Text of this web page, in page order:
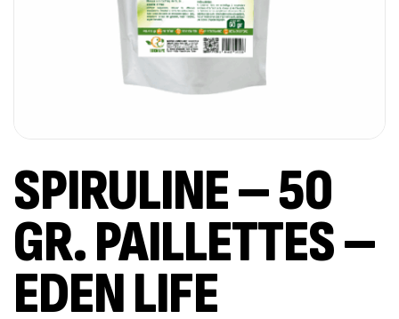
SPIRULINE – 50
GR. PAILLETTES –
EDEN LIFE